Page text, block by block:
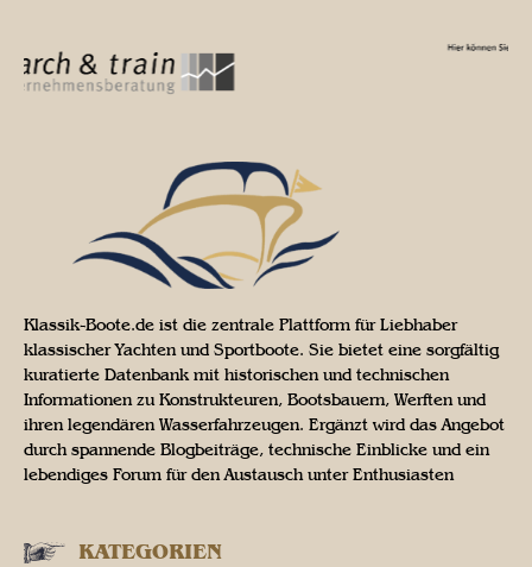
Klassik-Boote.de ist die zentrale Plattform für Liebhaber
klassischer Yachten und Sportboote. Sie bietet eine sorgfältig
kuratierte Datenbank mit historischen und technischen
Informationen zu Konstrukteuren, Bootsbauern, Werften und
ihren legendären Wasserfahrzeugen. Ergänzt wird das Angebot
durch spannende Blogbeiträge, technische Einblicke und ein
lebendiges Forum für den Austausch unter Enthusiasten
KATEGORIEN